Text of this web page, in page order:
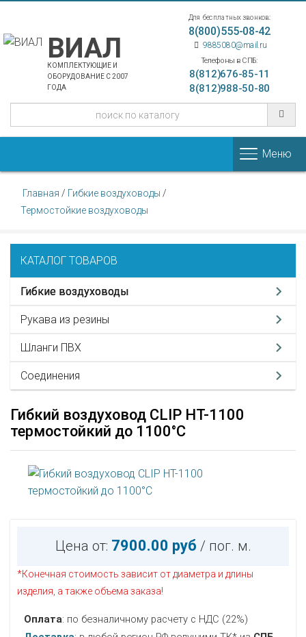
ВИАЛ
КОМПЛЕКТУЮЩИЕ И
ОБОРУДОВАНИЕ С 2007
ГОДА
Для бесплатных звонков:
8(800)555-08-42
9885080@mail.ru
Телефоны в СПБ:
8(812)676-85-11
8(812)988-50-80
Меню
Главная / Гибкие воздуховоды /
Термостойкие воздуховоды
КАТАЛОГ ТОВАРОВ
Гибкие воздуховоды
Рукава из резины
Шланги ПВХ
Соединения
Гибкий воздуховод CLIP HT-1100
термостойкий до 1100°С
Цена от: 7900.00 руб / пог. м.
*Конечная стоимость зависит от диаметра и длины
изделия, а также объема заказа!
Оплата: по безналичному расчету с НДС (22%)